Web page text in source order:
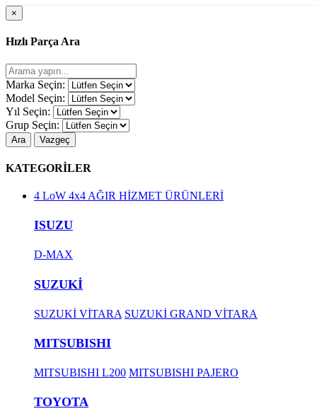
×
Hızlı Parça Ara
Marka Seçin:
Model Seçin:
Yıl Seçin:
Grup Seçin:
Ara Vazgeç
KATEGORİLER
4 LoW 4x4 AĞIR HİZMET ÜRÜNLERİ
ISUZU
D-MAX
SUZUKİ
SUZUKİ VİTARA SUZUKİ GRAND VİTARA
MITSUBISHI
MITSUBISHI L200 MITSUBISHI PAJERO
TOYOTA